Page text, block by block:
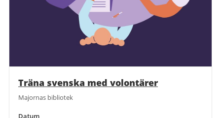
Träna svenska med volontärer
Majornas bibliotek
Datum